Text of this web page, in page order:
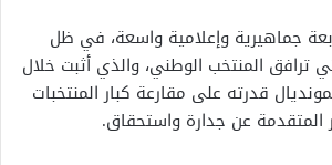
جماهيرية وإعلامية واسعة، في ظل
ترافق المنتخب الوطني، والذي أثبت خلال
قدرته على مقارعة كبار المنتخبات
المتقدمة عن جدارة واستحقاق.